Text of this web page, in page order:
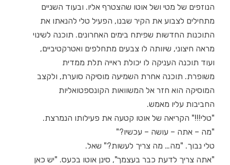
הנוזפים של מטי ושל אוטו שהצטרף אליו. ובעוד השניים
מתחילים לצבוע את הקיר שבנו, הפעיל טלי להנאתו את
התוכנות החדשות שפיתח בימים האחרונים. תוכנה לשינוי
מראה חיצוני, שיוותה לו צבעים מתחלפים ואטרקטיביים,
ועוד תוכנה העניקה לו יכולת ראייה תלת ממדית
משופרת. תוכנה אחרת השמיעה מוסיקה סוערת, ולקצב
המוסיקה הוא חזר אל המשוואות הקונספטואליות
החביבות עליו מאמש.
"טלי!!!" הקריאה של אוטו קטעה את פעילותו הנמרצת.
"מה – אתה – עושה – עכשיו?"
טלי נבוך. "מה… מה צריך לעשות?" שאל.
"אתה צריך לדעת כבר בעצמך", סינן אוטו בכעס. "יש כאן